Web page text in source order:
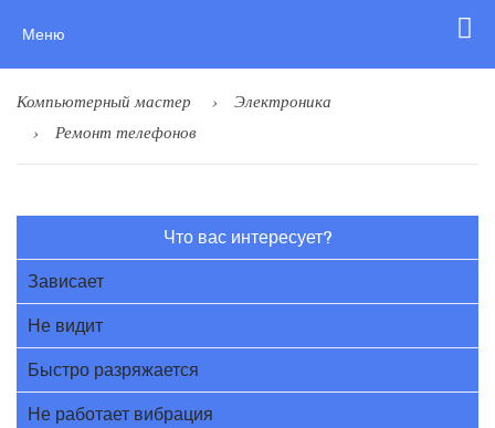
Меню
Компьютерный мастер
Электроника
Ремонт телефонов
Что вас интересует?
Зависает
Не видит
Быстро разряжается
Не работает вибрация